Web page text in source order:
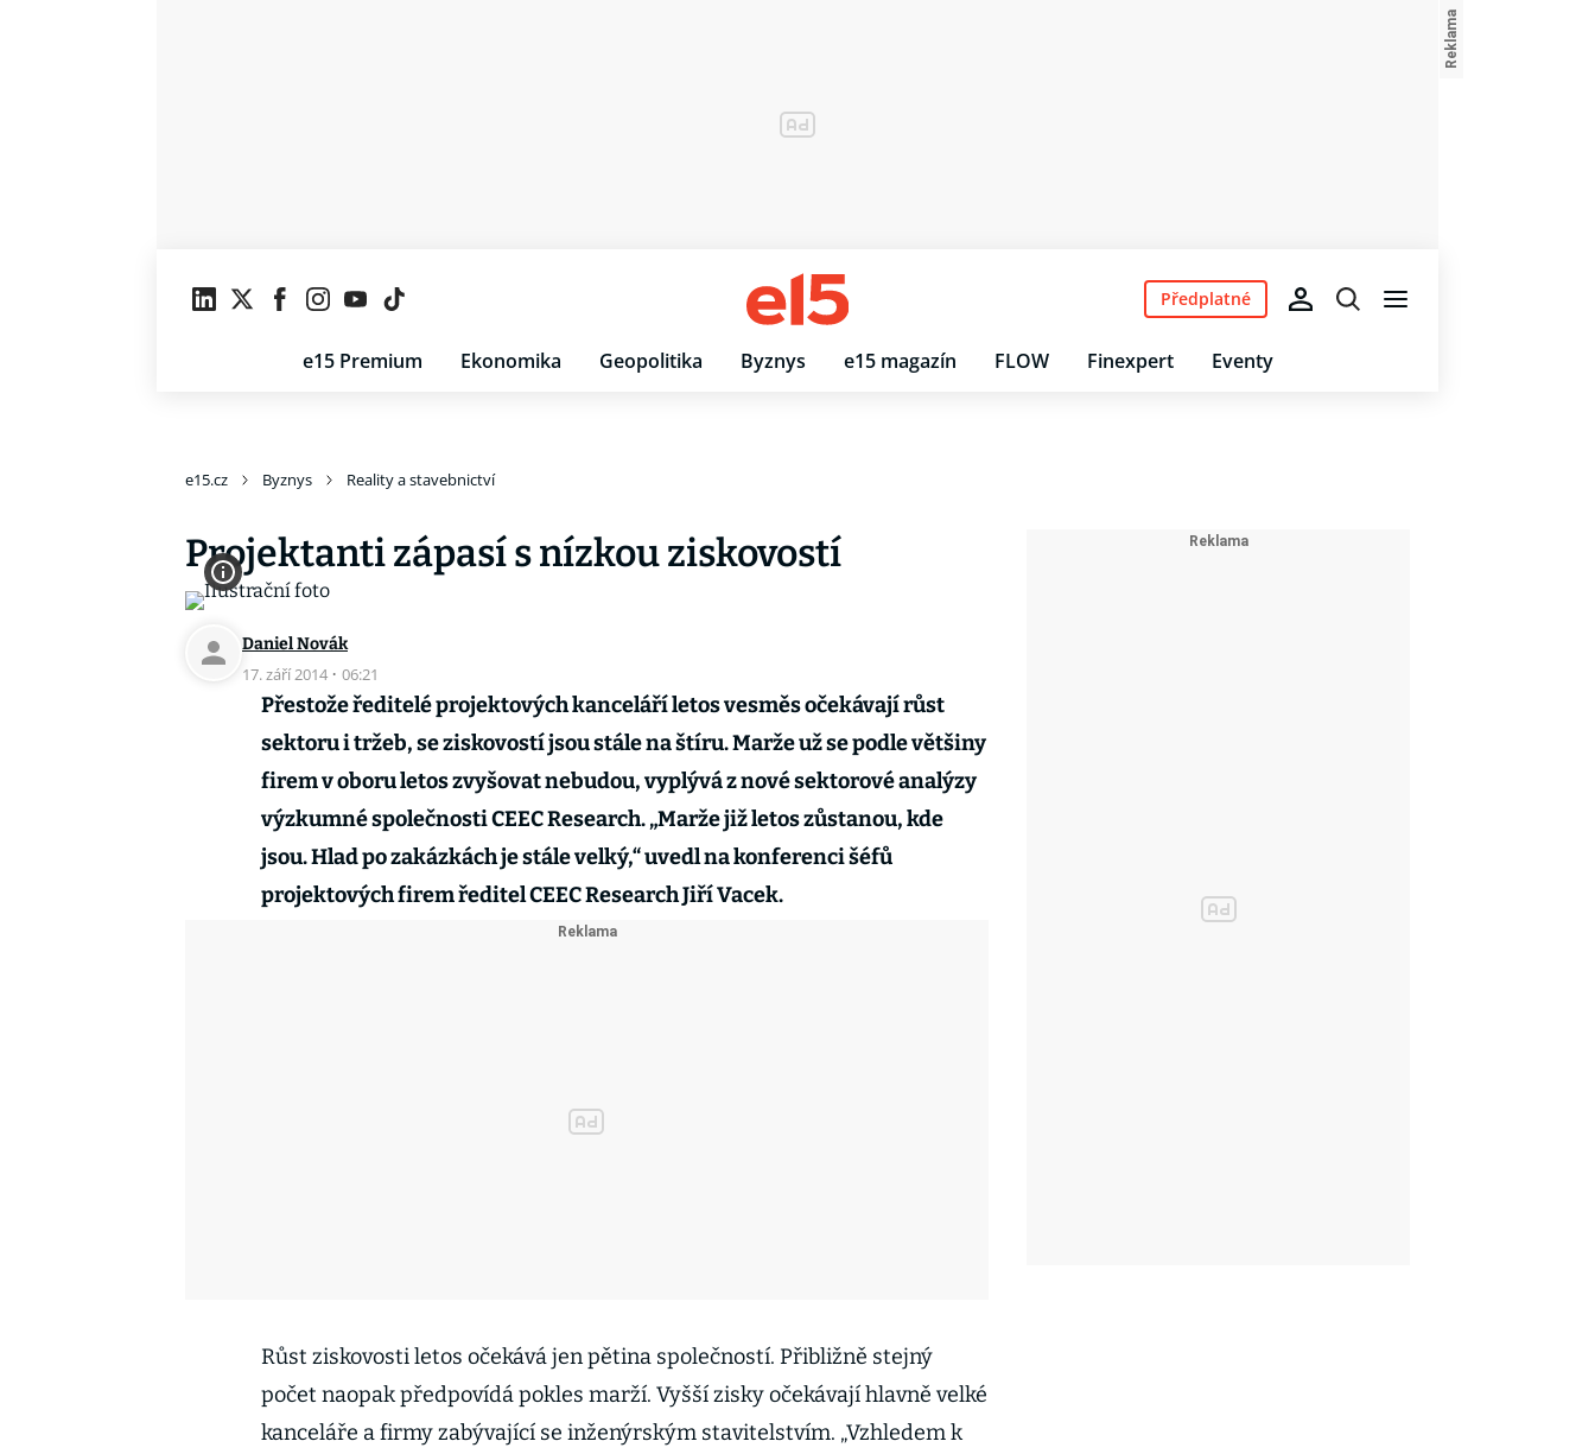
e15 Premium Ekonomika Geopolitika Byznys e15 magazín FLOW Finexpert Eventy
Předplatné
e15.cz Byznys Reality a stavebnictví
Projektanti zápasí s nízkou ziskovostí
Daniel Novák
17. září 2014 · 06:21
Přestože ředitelé projektových kanceláří letos vesměs očekávají růst
sektoru i tržeb, se ziskovostí jsou stále na štíru. Marže už se podle většiny
firem v oboru letos zvyšovat nebudou, vyplývá z nové sektorové analýzy
výzkumné společnosti CEEC Research. „Marže již letos zůstanou, kde
jsou. Hlad po zakázkách je stále velký,“ uvedl na konferenci šéfů
projektových firem ředitel CEEC Research Jiří Vacek.
Růst ziskovosti letos očekává jen pětina společností. Přibližně stejný
počet naopak předpovídá pokles marží. Vyšší zisky očekávají hlavně velké
kanceláře a firmy zabývající se inženýrským stavitelstvím. „Vzhledem k